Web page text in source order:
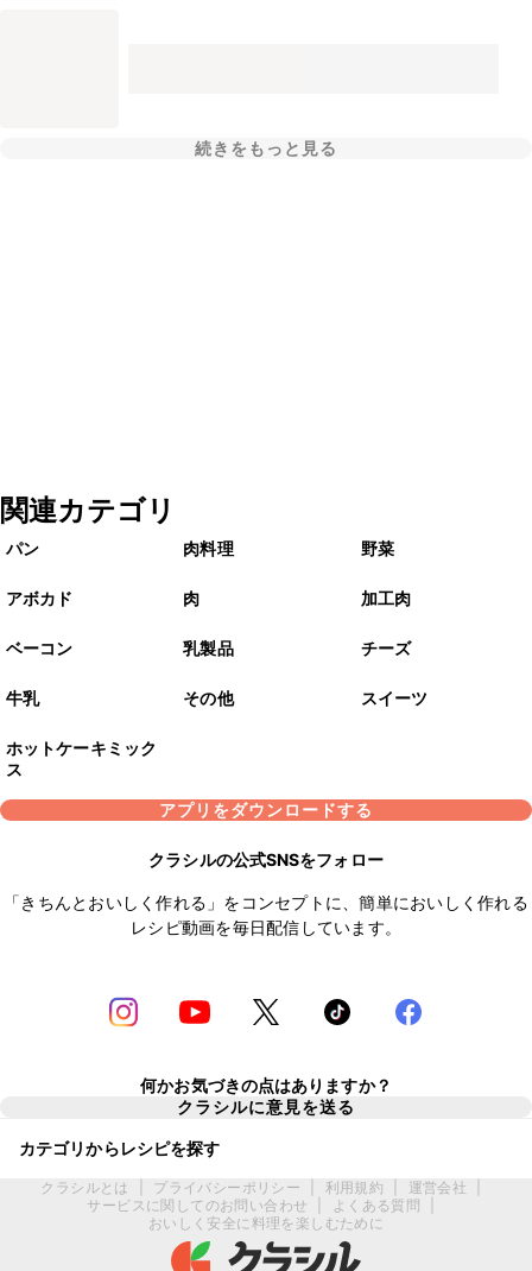
続きをもっと見る
関連カテゴリ
パン 肉料理 野菜
アボカド 肉 加工肉
ベーコン 乳製品 チーズ
牛乳 その他 スイーツ
ホットケーキミック
ス
アプリをダウンロードする
クラシルの公式SNSをフォロー
「きちんとおいしく作れる」をコンセプトに、簡単においしく作れる
レシピ動画を毎日配信しています。
何かお気づきの点はありますか？
クラシルに意見を送る
カテゴリからレシピを探す
クラシルとは プライバシーポリシー 利用規約 運営会社
サービスに関してのお問い合わせ
よくある質問
おいしく安全に料理を楽しむために